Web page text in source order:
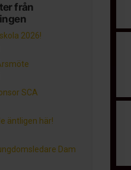
från
2026!
SCA
äntligen här!
Dam